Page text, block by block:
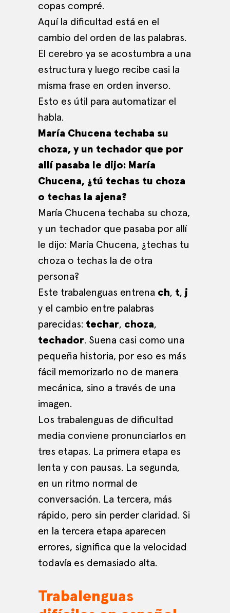
copas compré.
Aquí la dificultad está en el
cambio del orden de las palabras.
El cerebro ya se acostumbra a una
estructura y luego recibe casi la
misma frase en orden inverso.
Esto es útil para automatizar el
habla.
María Chucena techaba su
choza, y un techador que por
allí pasaba le dijo: María
Chucena, ¿tú techas tu choza
o techas la ajena?
María Chucena techaba su choza,
y un techador que pasaba por allí
le dijo: María Chucena, ¿techas tu
choza o techas la de otra
persona?
Este trabalenguas entrena ch, t, j
y el cambio entre palabras
parecidas: techar, choza,
techador. Suena casi como una
pequeña historia, por eso es más
fácil memorizarlo no de manera
mecánica, sino a través de una
imagen.
Los trabalenguas de dificultad
media conviene pronunciarlos en
tres etapas. La primera etapa es
lenta y con pausas. La segunda,
en un ritmo normal de
conversación. La tercera, más
rápido, pero sin perder claridad. Si
en la tercera etapa aparecen
errores, significa que la velocidad
todavía es demasiado alta.
Trabalenguas